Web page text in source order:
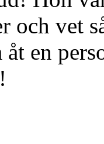
och vet
åt en